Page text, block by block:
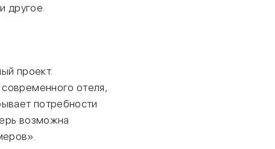
другое.
проект.
отеля,
потребности
возможна